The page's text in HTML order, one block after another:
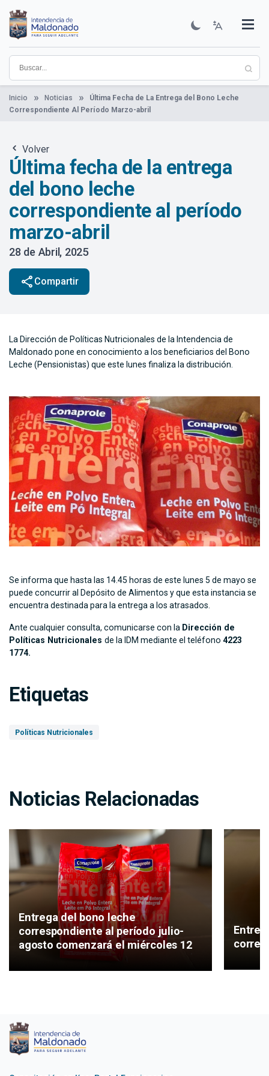
contenido
principal
Institucional
Municipios
Descubre Maldonado
Comunicación
Servicios
Guía De Trámites
Ver Noticias
Inicio Noticias
Última Fecha de La Entrega del Bono Leche
Correspondiente Al Período Marzo-abril
Volver
Última fecha de la entrega
del bono leche
correspondiente al período
marzo-abril
28 de Abril, 2025
share Compartir
La Dirección de Políticas Nutricionales de la Intendencia de
Maldonado pone en conocimiento a los beneficiarios del Bono
Leche (Pensionistas) que este lunes finaliza la distribución.
Se informa que hasta las 14.45 horas de este lunes 5 de mayo se
puede concurrir al Depósito de Alimentos y que esta instancia se
encuentra destinada para la entrega a los atrasados.
Ante cualquier consulta, comunicarse con la Dirección de
Políticas Nutricionales de la IDM mediante el teléfono 4223
1774.
Etiquetas
Políticas Nutricionales
Noticias Relacionadas
Entrega del bono leche
correspondiente al período julio-
agosto comenzará el miércoles 12